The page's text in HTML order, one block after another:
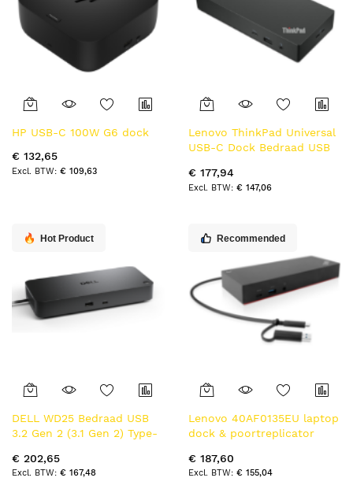
HP USB-C 100W G6 dock
€ 132,65
€ 109,63
Lenovo ThinkPad Universal
USB-C Dock Bedraad USB
Zwart
€ 177,94
€ 147,06
Hot Product
DELL WD25 Bedraad USB
3.2 Gen 2 (3.1 Gen 2) Type-
€ 202,65
€ 167,48
Recommended
Lenovo 40AF0135EU laptop
dock & poortreplicator
€ 187,60
€ 155,04